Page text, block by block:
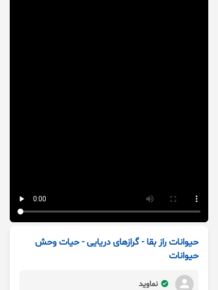
حیوانات راز بقا - گرازهای دریایی - حیات وحش
حیوانات
نماوید